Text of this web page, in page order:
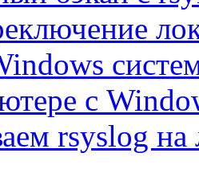
с
rsyslog на